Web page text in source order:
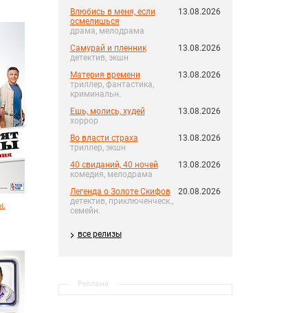
Влюбись в меня, если
осмелишься
драма, мелодрама
13.08.2026
Самурай и пленник
детектив, экшн
13.08.2026
Материя времени
триллер, фантастика,
криминальн.
13.08.2026
Ешь, молись, худей
хоррор
13.08.2026
Во власти страха
триллер, экшн
13.08.2026
40 свиданий, 40 ночей
комедия, мелодрама
13.08.2026
Легенда о Золоте Скифов
детектив, приключенческ.,
семейн.
20.08.2026
все релизы
Реклама